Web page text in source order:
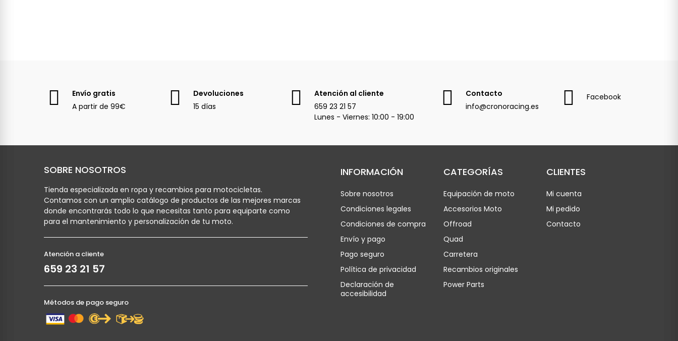
Envío gratis
A partir de 99€
Devoluciones
15 días
Atención al cliente
659 23 21 57
Lunes - Viernes: 10:00 - 19:00
Contacto
info@cronoracing.es
Facebook
SOBRE NOSOTROS
Tienda especializada en ropa y recambios para motocicletas.
Contamos con un amplio catálogo de productos de las mejores marcas
donde encontrarás todo lo que necesitas tanto para equiparte como
para el mantenimiento y personalización de tu moto.
Atención a cliente
659 23 21 57
Métodos de pago seguro
INFORMACIÓN
Sobre nosotros
Condiciones legales
Condiciones de compra
Envío y pago
Pago seguro
Política de privacidad
Declaración de
accesibilidad
CATEGORÍAS
Equipación de moto
Accesorios Moto
Offroad
Quad
Carretera
Recambios originales
Power Parts
CLIENTES
Mi cuenta
Mi pedido
Contacto